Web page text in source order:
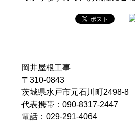
岡井屋根工事
〒310-0843
茨城県水戸市元石川町2498-8
代表携帯：090-8317-2447
電話：029-291-4064